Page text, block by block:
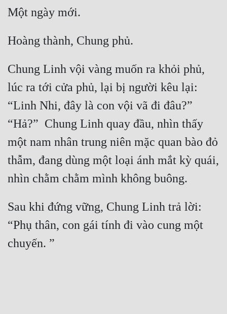
Chung Linh vội vàng muốn ra khỏi phủ,
lúc ra tới cửa phủ, lại bị người kêu lại:
“Linh Nhi, đây là con vội vã đi đâu?”
“Hả?”  Chung Linh quay đầu, nhìn thấy
một nam nhân trung niên mặc quan bào đỏ
thẫm, đang dùng một loại ánh mắt kỳ quái,
Sau khi đứng vững, Chung Linh trả lời:
“Phụ thân, con gái tính đi vào cung một